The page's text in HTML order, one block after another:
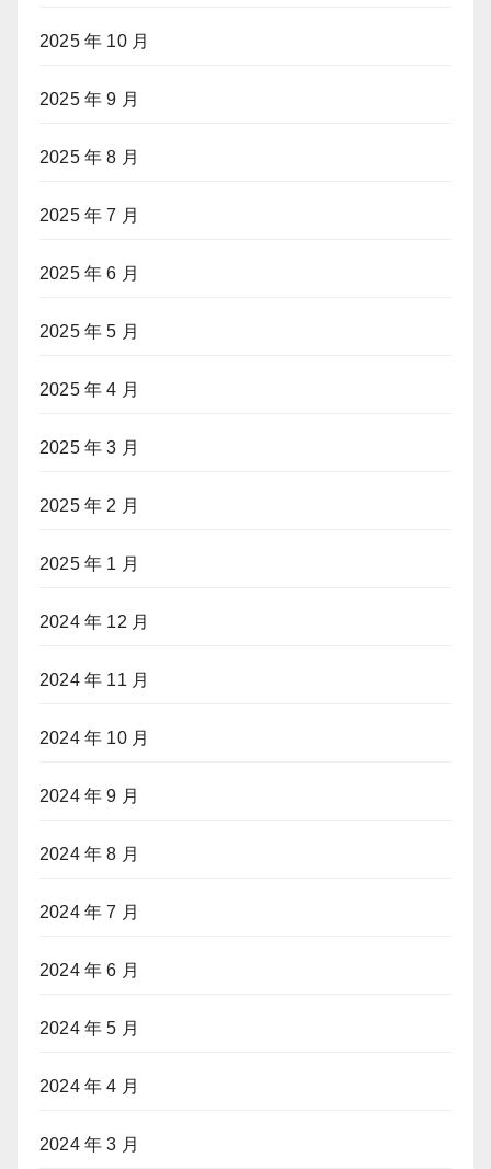
2025 年 10 月
2025 年 9 月
2025 年 8 月
2025 年 7 月
2025 年 6 月
2025 年 5 月
2025 年 4 月
2025 年 3 月
2025 年 2 月
2025 年 1 月
2024 年 12 月
2024 年 11 月
2024 年 10 月
2024 年 9 月
2024 年 8 月
2024 年 7 月
2024 年 6 月
2024 年 5 月
2024 年 4 月
2024 年 3 月